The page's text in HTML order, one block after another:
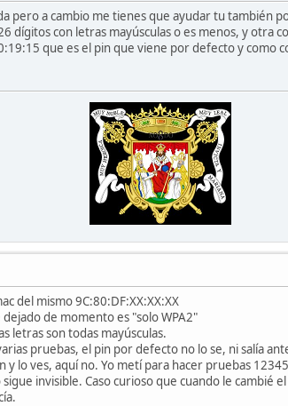
pero a cambio me tienes que ayudar tu también
dígitos con letras mayúsculas o es menos, y otra
que es el pin que viene por defecto y como
del mismo 9C:80:DF:XX:XX:XX
de momento es "solo WPA2"
letras son todas mayúsculas.
pruebas, el pin por defecto no lo se, ni salía
lo ves, aquí no. Yo metí para hacer pruebas
invisible. Caso curioso que cuando le cambié